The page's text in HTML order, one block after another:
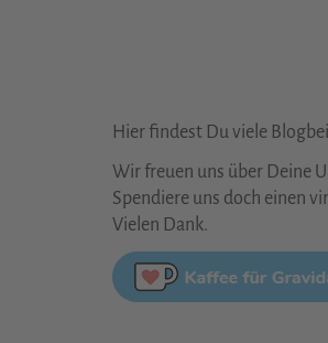
Hier findest Du viele
Wir freuen uns über Deine
Spendiere uns doch einen
Vielen Dank.